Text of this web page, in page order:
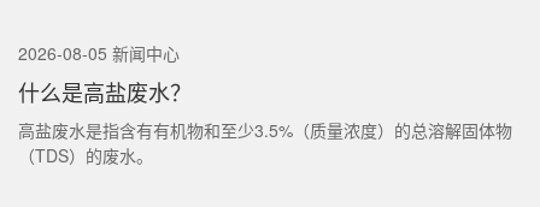
2026-08-05 新闻中心
什么是高盐废水？
高盐废水是指含有有机物和至少3.5%（质量浓度）的总溶解固体物
（TDS）的废水。